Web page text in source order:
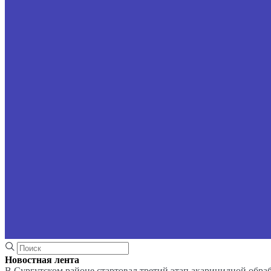
Новостная лента